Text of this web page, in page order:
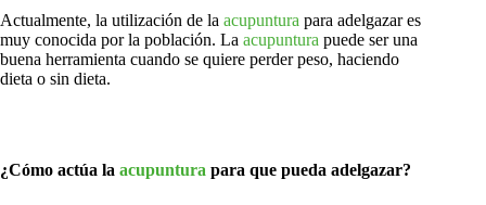
Actualmente, la utilización de la acupuntura para adelgazar es
muy conocida por la población. La acupuntura puede ser una
buena herramienta cuando se quiere perder peso, haciendo
dieta o sin dieta.
¿Cómo actúa la acupuntura para que pueda adelgazar?